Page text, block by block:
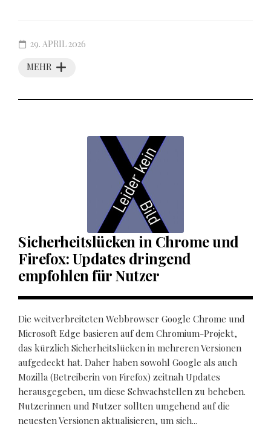
MEHR
29. APRIL 2026
Sicherheitslücken in Chrome und
Firefox: Updates dringend
empfohlen für Nutzer
Die weitverbreiteten Webbrowser Google Chrome und
Microsoft Edge basieren auf dem Chromium-Projekt,
das kürzlich Sicherheitslücken in mehreren Versionen
aufgedeckt hat. Daher haben sowohl Google als auch
Mozilla (Betreiberin von Firefox) zeitnah Updates
herausgegeben, um diese Schwachstellen zu beheben.
Nutzerinnen und Nutzer sollten umgehend auf die
neuesten Versionen aktualisieren, um sich...